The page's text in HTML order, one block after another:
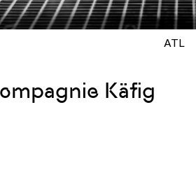
ATL
Käfig